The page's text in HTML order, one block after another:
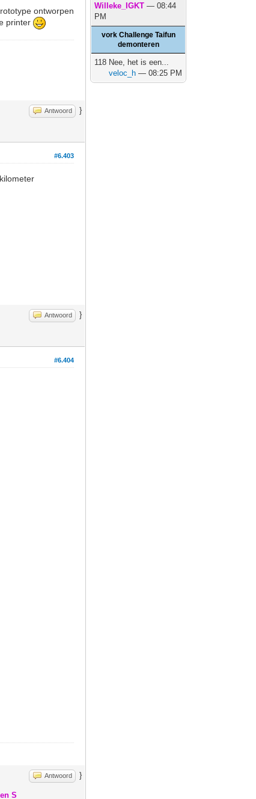
ontworpen
printer
Antwoord }
#6.403
Antwoord }
#6.404
Antwoord }
S
Willeke_IGKT — 08:44
PM
vork Challenge Taifun
demonteren
118 Nee, het is een...
veloc_h — 08:25 PM